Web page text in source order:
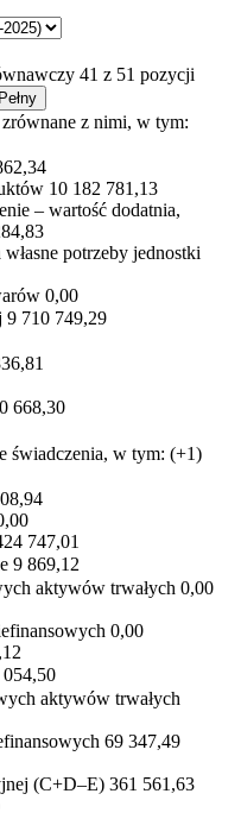
41 z 51 pozycji
Pełny
z nimi, w tym:
10 182 781,13
– wartość dodatnia,
potrzeby jednostki
0,00
9 710 749,29
668,30
świadczenia, w tym: (+1)
747,01
9 869,12
aktywów trwałych 0,00
0,00
054,50
aktywów trwałych
69 347,49
(C+D–E) 361 561,63